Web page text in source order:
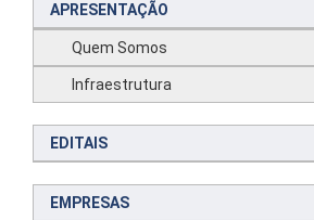
APRESENTAÇÃO
Quem Somos
Infraestrutura
EDITAIS
EMPRESAS